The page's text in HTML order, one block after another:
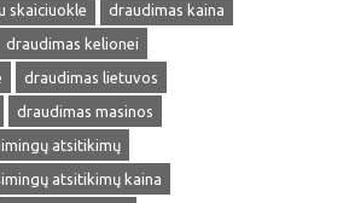
skaiciuokle
draudimas kaina
draudimas kelionei
draudimas lietuvos
draudimas masinos
atsitikimų
atsitikimų kaina